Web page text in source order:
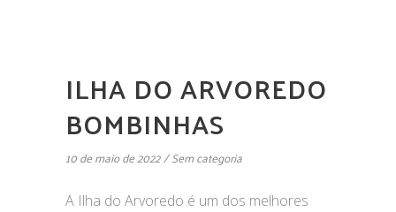
ILHA DO ARVOREDO
BOMBINHAS
10 de maio de 2022 Sem categoria
A Ilha do Arvoredo é um dos melhores